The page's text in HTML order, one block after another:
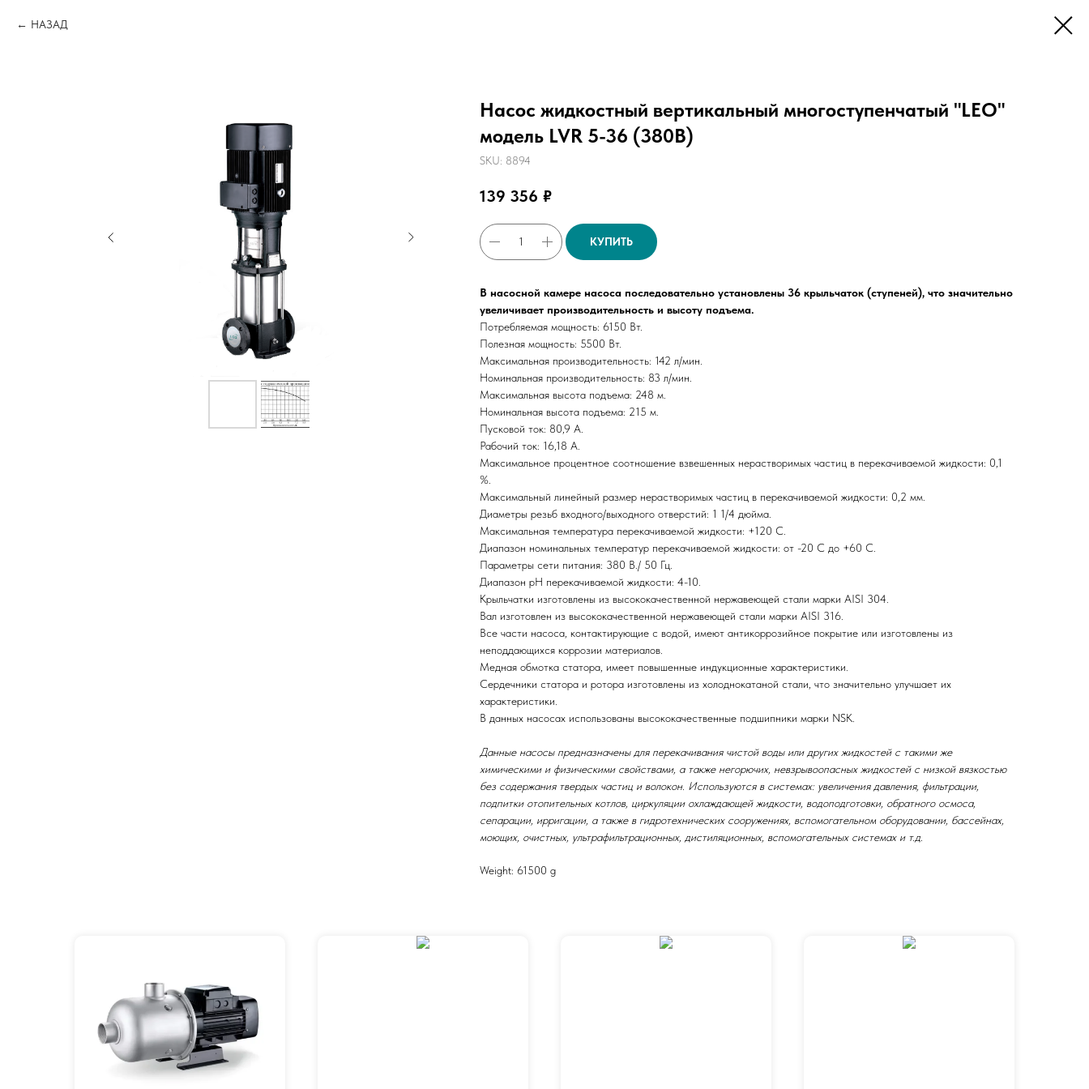
НАЗАД
Насос жидкостный вертикальный многоступенчатый "LEO"
модель LVR 5-36 (380В)
SKU: 8894
139 356 ₽
КУПИТЬ
В насосной камере насоса последовательно установлены 36 крыльчаток (ступеней), что значительно
увеличивает производительность и высоту подъема.
Потребляемая мощность: 6150 Вт.
Полезная мощность: 5500 Вт.
Максимальная производительность: 142 л/мин.
Номинальная производительность: 83 л/мин.
Максимальная высота подъема: 248 м.
Номинальная высота подъема: 215 м.
Пусковой ток: 80,9 А.
Рабочий ток: 16,18 А.
Максимальное процентное соотношение взвешенных нерастворимых частиц в перекачиваемой жидкости: 0,1
%.
Максимальный линейный размер нерастворимых частиц в перекачиваемой жидкости: 0,2 мм.
Диаметры резьб входного/выходного отверстий: 1 1/4 дюйма.
Максимальная температура перекачиваемой жидкости: +120 С.
Диапазон номинальных температур перекачиваемой жидкости: от -20 С до +60 С.
Параметры сети питания: 380 В./ 50 Гц.
Диапазон рН перекачиваемой жидкости: 4-10.
Крыльчатки изготовлены из высококачественной нержавеющей стали марки AISI 304.
Вал изготовлен из высококачественной нержавеющей стали марки AISI 316.
Все части насоса, контактирующие с водой, имеют антикоррозийное покрытие или изготовлены из
неподдающихся коррозии материалов.
Медная обмотка статора, имеет повышенные индукционные характеристики.
Сердечники статора и ротора изготовлены из холоднокатаной стали, что значительно улучшает их
характеристики.
В данных насосах использованы высококачественные подшипники марки NSK.
Данные насосы предназначены для перекачивания чистой воды или других жидкостей с такими же
химическими и физическими свойствами, а также негорючих, невзрывоопасных жидкостей с низкой вязкостью
без содержания твердых частиц и волокон. Используются в системах: увеличения давления, фильтрации,
подпитки отопительных котлов, циркуляции охлаждающей жидкости, водоподготовки, обратного осмоса,
сепарации, ирригации, а также в гидротехнических сооружениях, вспомогательном оборудовании, бассейнах,
моющих, очистных, ультрафильтрационных, дистиляционных, вспомогательных системах и т.д.
Weight: 61500 g